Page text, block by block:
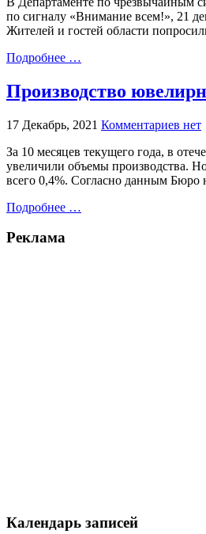
по сигналу «Внимание всем!», 21
Жителей и гостей области
Подробнее …
Производство
17 Декабрь, 2021 Комментариев нет
За 10 месяцев текущего года, в
увеличили объемы производства.
всего 0,4%. Согласно данным
Подробнее …
Реклама
Календарь записей